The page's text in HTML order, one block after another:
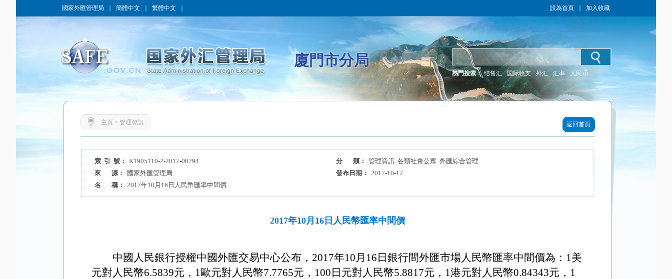
國家外匯管理局 簡體中文 繁體中文 設為首頁 加入收藏
廈門市分局
熱門搜索： 结售汇 国际收支 外汇 汇率 人民币
主頁 > 管理資訊 返回首頁
索 引 號： K1905110-2-2017-00294 分 類：
管理資訊 各類社會公眾 外匯綜合管理
來 源：
國家外匯管理局 發布日期：
2017-10-17
名 稱：
2017年10月16日人民幣匯率中間價
2017年10月16日人民幣匯率中間價
中國人民銀行授權中國外匯交易中心公布，2017年10月 16 日銀行間外匯市場人民幣匯率中間價為：1美
元對人民幣6.5839元，1歐元對人民幣7.7765元，100日元對人民幣5.8817元 ，1港元對人民幣0.84343元 ，1